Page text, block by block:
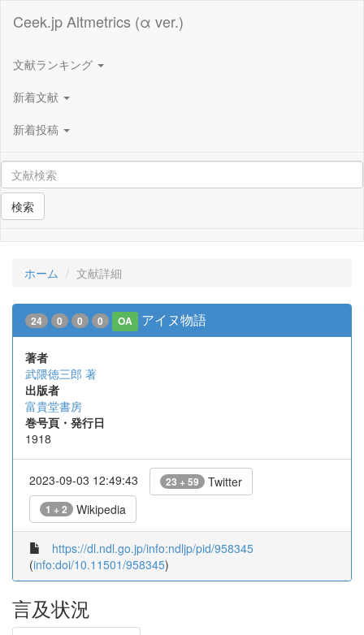
Ceek.jp Altmetrics (α ver.)
文献ランキング
新着文献
新着投稿
検索
ホーム 文献詳細
24 0 0 0 OA アイヌ物語
著者
武隈徳三郎 著
出版者
富貴堂書房
巻号頁・発行日
1918
2023-09-03 12:49:43 23 + 59 Twitter
1 + 2 Wikipedia
https://dl.ndl.go.jp/info:ndljp/pid/958345
(info:doi/10.11501/958345)
言及状況